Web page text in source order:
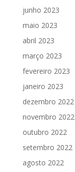
junho 2023
maio 2023
abril 2023
março 2023
fevereiro 2023
janeiro 2023
dezembro 2022
novembro 2022
outubro 2022
setembro 2022
agosto 2022